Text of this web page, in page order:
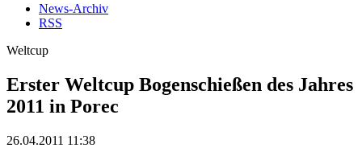
News-Archiv
RSS
Weltcup
Erster Weltcup Bogenschießen des Jahres
2011 in Porec
26.04.2011 11:38